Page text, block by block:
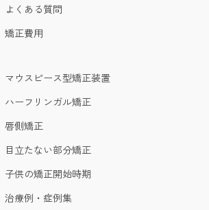
よくある質問
矯正費用
マウスピース型矯正装置
ハーフリンガル矯正
唇側矯正
目立たない部分矯正
子供の矯正開始時期
治療例・症例集